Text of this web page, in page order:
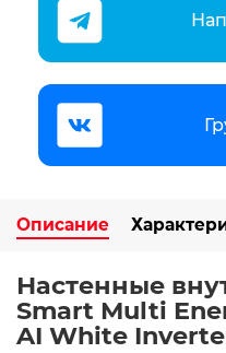
Описание
Настенные
Smart Multi
AI White